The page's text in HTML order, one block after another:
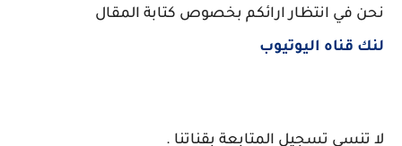
نحن في انتظار ارائكم بخصوص كتابة المقال
لنك قناه اليوتيوب
لا تنسي تسجيل المتابعة بقناتنا .